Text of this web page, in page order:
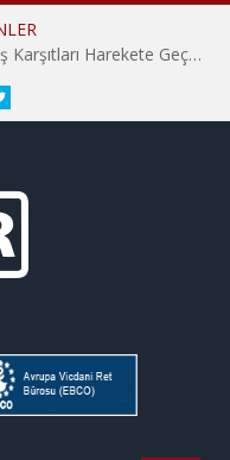
Hiroşima’nın 81. Yılında İtalyan Savaş Karşıtları Harekete Geçti: “Hatırlamak yeterli değil”
Twitter